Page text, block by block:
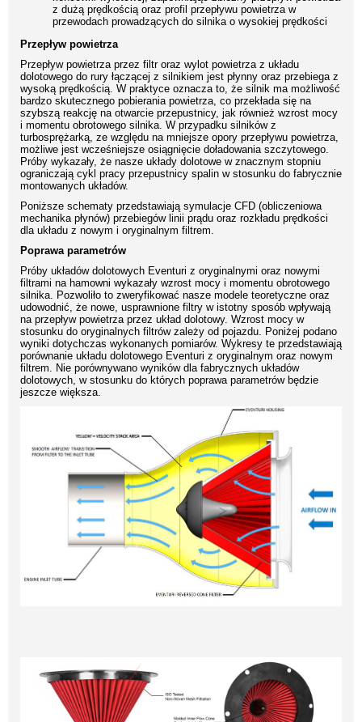
z dużą prędkością oraz profil przepływu powietrza w
przewodach prowadzących do silnika o wysokiej prędkości
Przepływ powietrza
Przepływ powietrza przez filtr oraz wylot powietrza z układu
dolotowego do rury łączącej z silnikiem jest płynny oraz przebiega z
wysoką prędkością. W praktyce oznacza to, że silnik ma możliwość
bardzo skutecznego pobierania powietrza, co przekłada się na
szybszą reakcję na otwarcie przepustnicy, jak również wzrost mocy
i momentu obrotowego silnika. W przypadku silników z
turbosprężarką, ze względu na mniejsze opory przepływu powietrza,
możliwe jest wcześniejsze osiągnięcie doładowania szczytowego.
Próby wykazały, że nasze układy dolotowe w znacznym stopniu
ograniczają cykl pracy przepustnicy spalin w stosunku do fabrycznie
montowanych układów.
Poniższe schematy przedstawiają symulacje CFD (obliczeniowa
mechanika płynów) przebiegów linii prądu oraz rozkładu prędkości
dla układu z nowym i oryginalnym filtrem.
Poprawa parametrów
Próby układów dolotowych Eventuri z oryginalnymi oraz nowymi
filtrami na hamowni wykazały wzrost mocy i momentu obrotowego
silnika. Pozwoliło to zweryfikować nasze modele teoretyczne oraz
udowodnić, że nowe, usprawnione filtry w istotny sposób wpływają
na przepływ powietrza przez układ dolotowy. Wzrost mocy w
stosunku do oryginalnych filtrów zależy od pojazdu. Poniżej podano
wyniki dotychczas wykonanych pomiarów. Wykresy te przedstawiają
porównanie układu dolotowego Eventuri z oryginalnym oraz nowym
filtrem. Nie porównywano wyników dla fabrycznych układów
dolotowych, w stosunku do których poprawa parametrów będzie
jeszcze większa.